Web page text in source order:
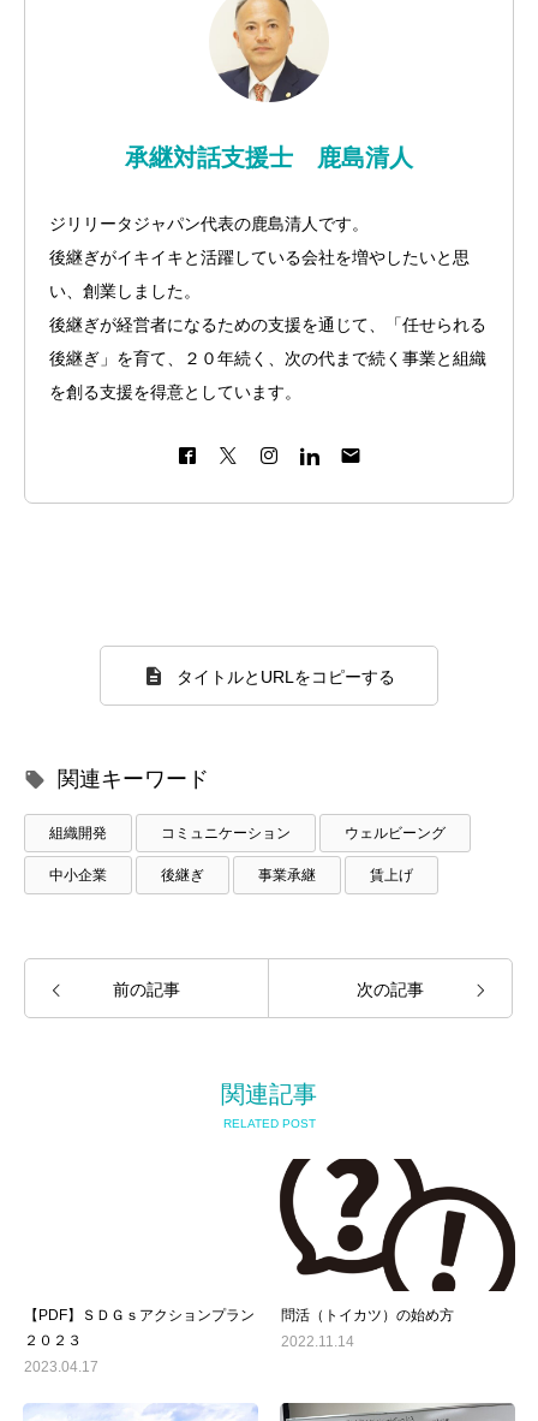
承継対話支援士 鹿島清人
ジリリータジャパン代表の鹿島清人です。
後継ぎがイキイキと活躍している会社を増やしたいと思
い、創業しました。
後継ぎが経営者になるための支援を通じて、「任せられる
後継ぎ」を育て、２０年続く、次の代まで続く事業と組織
を創る支援を得意としています。
タイトルとURLをコピーする
関連キーワード
組織開発 コミュニケーション ウェルビーング
中小企業 後継ぎ 事業承継 賃上げ
前の記事 次の記事
関連記事
RELATED POST
【PDF】ＳＤＧｓアクションプラン
２０２３
2023.04.17
問活（トイカツ）の始め方
2022.11.14